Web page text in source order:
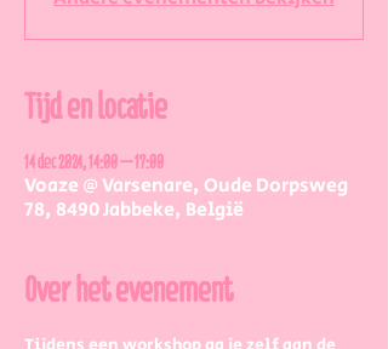
Tijd en locatie
14 dec 2024, 14:00 – 17:00
Voaze @ Varsenare, Oude Dorpsweg
78, 8490 Jabbeke, België
Over het evenement